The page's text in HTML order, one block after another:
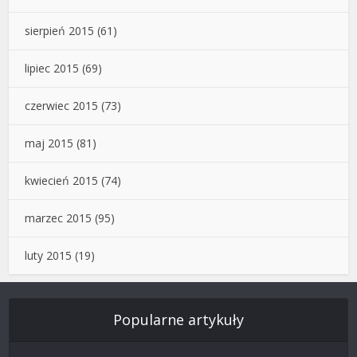
sierpień 2015 (61)
lipiec 2015 (69)
czerwiec 2015 (73)
maj 2015 (81)
kwiecień 2015 (74)
marzec 2015 (95)
luty 2015 (19)
Popularne artykuły